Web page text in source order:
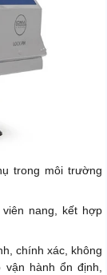
trong môi trường
nang, kết hợp
chính xác, không
vận hành ổn định,